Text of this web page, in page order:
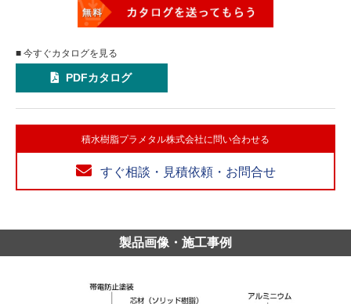
■ 今すぐカタログを見る
PDFカタログ
積水樹脂プラメタル株式会社に問い合わせる
すぐ相談・見積依頼・お問合せ
製品画像・施工事例